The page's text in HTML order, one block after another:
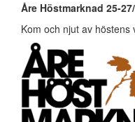
Åre Höstmarknad 25-
Kom och njut av